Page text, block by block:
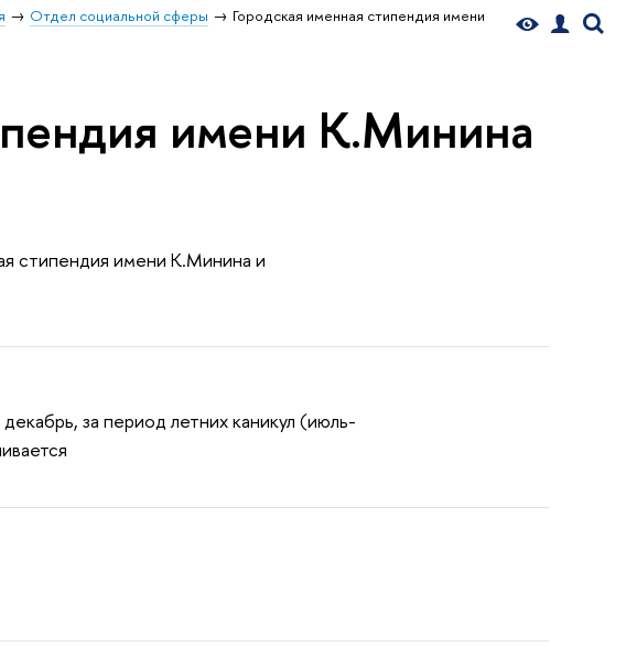
Отдел социальной сферы
Городская именная стипендия имени
имени К.Минина
стипендия имени К.Минина и
за период летних каникул (июль-